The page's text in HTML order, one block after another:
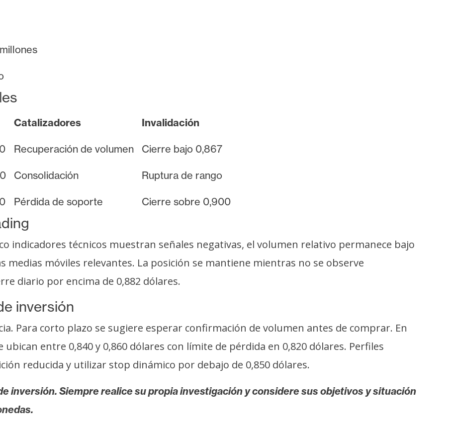
Catalizadores Invalidación
Recuperación de volumen Cierre bajo 0,867
Consolidación Ruptura de rango
Pérdida de soporte Cierre sobre 0,900
indicadores técnicos muestran señales negativas, el volumen relativo permanece bajo
medias móviles relevantes. La posición se mantiene mientras no se observe
diario por encima de 0,882 dólares.
inversión
Para corto plazo se sugiere esperar confirmación de volumen antes de comprar. En
entre 0,840 y 0,860 dólares con límite de pérdida en 0,820 dólares. Perfiles
reducida y utilizar stop dinámico por debajo de 0,850 dólares.
inversión. Siempre realice su propia investigación y considere sus objetivos y situación